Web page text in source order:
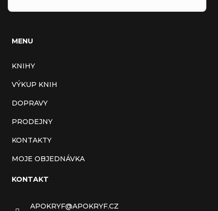
MENU
KNIHY
VÝKUP KNIH
DOPRAVY
PRODEJNY
KONTAKTY
MOJE OBJEDNÁVKA
KONTAKT
APOKRYF@APOKRYF.CZ